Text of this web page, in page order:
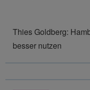
Thies Goldberg:
besser nutzen